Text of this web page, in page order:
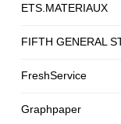
ETS.MATERIAUX
FIFTH GENERAL
FreshService
Graphpaper